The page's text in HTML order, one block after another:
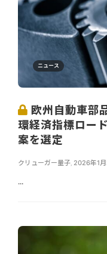
ニュース
欧州自動車部
環経済指標ロー
案を選定
クリューガー量子 2026年1
...